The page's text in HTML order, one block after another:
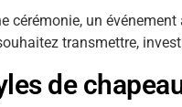
cérémonie, un
transmettre,
de